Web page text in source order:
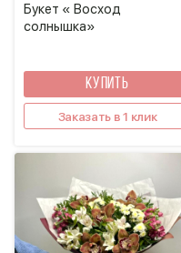
Букет « Восход
солнышка»
КУПИТЬ
Заказать в 1 клик